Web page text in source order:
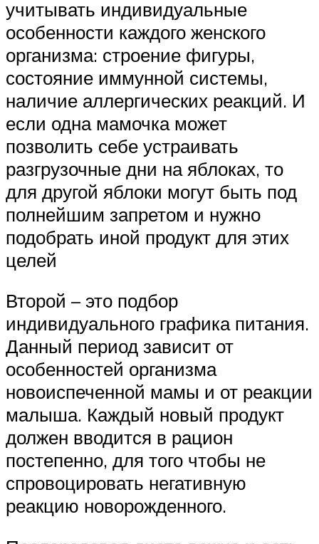
учитывать индивидуальные
особенности каждого женского
организма: строение фигуры,
состояние иммунной системы,
наличие аллергических реакций. И
если одна мамочка может
позволить себе устраивать
разгрузочные дни на яблоках, то
для другой яблоки могут быть под
полнейшим запретом и нужно
подобрать иной продукт для этих
целей
Второй – это подбор
индивидуального графика питания.
Данный период зависит от
особенностей организма
новоиспеченной мамы и от реакции
малыша. Каждый новый продукт
должен вводится в рацион
постепенно, для того чтобы не
спровоцировать негативную
реакцию новорожденного.